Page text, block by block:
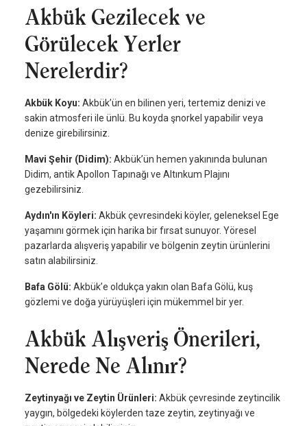
Akbük Gezilecek ve
Görülecek Yerler
Nerelerdir?
Akbük Koyu: Akbük’ün en bilinen yeri, tertemiz denizi ve
sakin atmosferi ile ünlü. Bu koyda şnorkel yapabilir veya
denize girebilirsiniz.
Mavi Şehir (Didim): Akbük’ün hemen yakınında bulunan
Didim, antik Apollon Tapınağı ve Altınkum Plajını
gezebilirsiniz.
Aydın'ın Köyleri: Akbük çevresindeki köyler, geleneksel Ege
yaşamını görmek için harika bir fırsat sunuyor. Yöresel
pazarlarda alışveriş yapabilir ve bölgenin zeytin ürünlerini
satın alabilirsiniz.
Bafa Gölü: Akbük’e oldukça yakın olan Bafa Gölü, kuş
gözlemi ve doğa yürüyüşleri için mükemmel bir yer.
Akbük Alışveriş Önerileri,
Nerede Ne Alınır?
Zeytinyağı ve Zeytin Ürünleri: Akbük çevresinde zeytincilik
yaygın, bölgedeki köylerden taze zeytin, zeytinyağı ve